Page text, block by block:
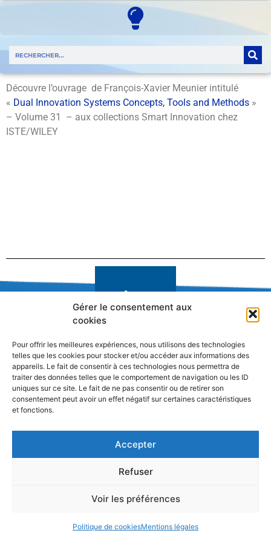
Gérer le consentement aux
cookies
Pour offrir les meilleures expériences, nous utilisons des technologies
telles que les cookies pour stocker et/ou accéder aux informations des
appareils. Le fait de consentir à ces technologies nous permettra de
traiter des données telles que le comportement de navigation ou les ID
uniques sur ce site. Le fait de ne pas consentir ou de retirer son
consentement peut avoir un effet négatif sur certaines caractéristiques
et fonctions.
Accepter
Refuser
Voir les préférences
Politique de cookiesMentions légales
Découvre l’ouvrage de François-Xavier Meunier intitulé
« Dual Innovation Systems Concepts, Tools and Methods »
– Volume 31 – aux collections Smart Innovation chez
ISTE/WILEY
Réseau de Recherche sur l'Innovation